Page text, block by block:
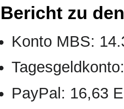
Bericht zu
Konto MBS:
PayPal: 16,63